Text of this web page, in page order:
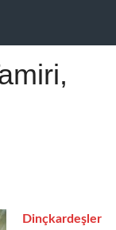
Dinçkardeşler